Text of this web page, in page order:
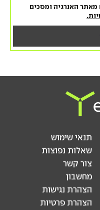
האנרגיה ומסכים
תנאי שימוש
שאלות נפוצות
צור קשר
מחשבון
הצהרת נגישות
הצהרת פרטיות